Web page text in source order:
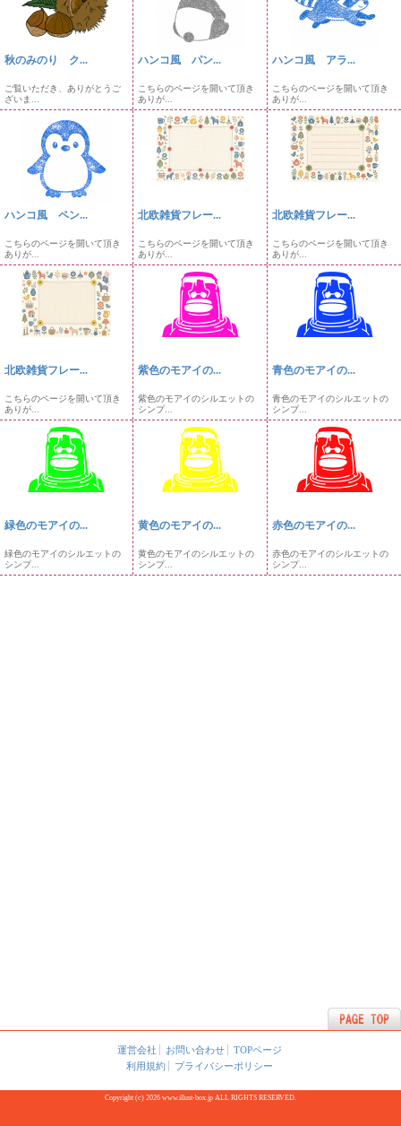
秋のみのり ク...
ご覧いただき、ありがとうご
ざいま...
ハンコ風 パン...
こちらのページを開いて頂き
ありが...
ハンコ風 アラ...
こちらのページを開いて頂き
ありが...
ハンコ風 ペン...
こちらのページを開いて頂き
ありが...
北欧雑貨フレー...
こちらのページを開いて頂き
ありが...
北欧雑貨フレー...
こちらのページを開いて頂き
ありが...
北欧雑貨フレー...
こちらのページを開いて頂き
ありが...
紫色のモアイの...
紫色のモアイのシルエットの
シンプ...
青色のモアイの...
青色のモアイのシルエットの
シンプ...
緑色のモアイの...
緑色のモアイのシルエットの
シンプ...
黄色のモアイの...
黄色のモアイのシルエットの
シンプ...
赤色のモアイの...
赤色のモアイのシルエットの
シンプ...
運営会社 お問い合わせ
TOPページ
利用規約
プライバシーポリシー
Copyright (c) 2026 www.illust-box.jp ALL RIGHTS RESERVED.